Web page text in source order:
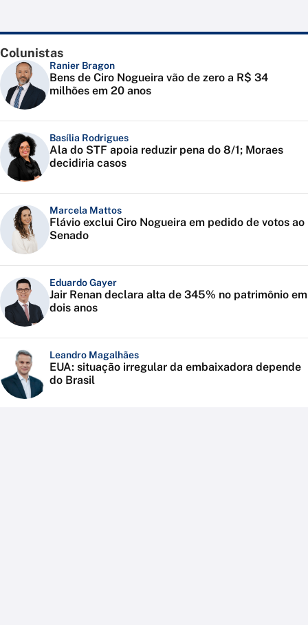
Colunistas
Ranier Bragon
Bens de Ciro Nogueira vão de zero a R$ 34
milhões em 20 anos
Basília Rodrigues
Ala do STF apoia reduzir pena do 8/1; Moraes
decidiria casos
Marcela Mattos
Flávio exclui Ciro Nogueira em pedido de votos ao
Senado
Eduardo Gayer
Jair Renan declara alta de 345% no patrimônio em
dois anos
Leandro Magalhães
EUA: situação irregular da embaixadora depende
do Brasil